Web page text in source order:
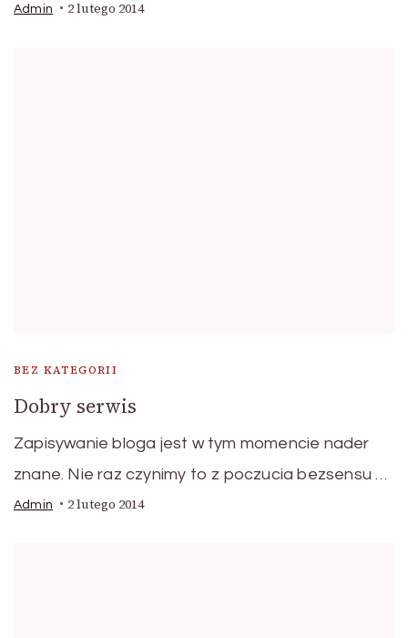
Admin 2 lutego 2014
BEZ KATEGORII
Dobry serwis
Zapisywanie bloga jest w tym momencie nader
znane. Nie raz czynimy to z poczucia bezsensu …
Admin 2 lutego 2014